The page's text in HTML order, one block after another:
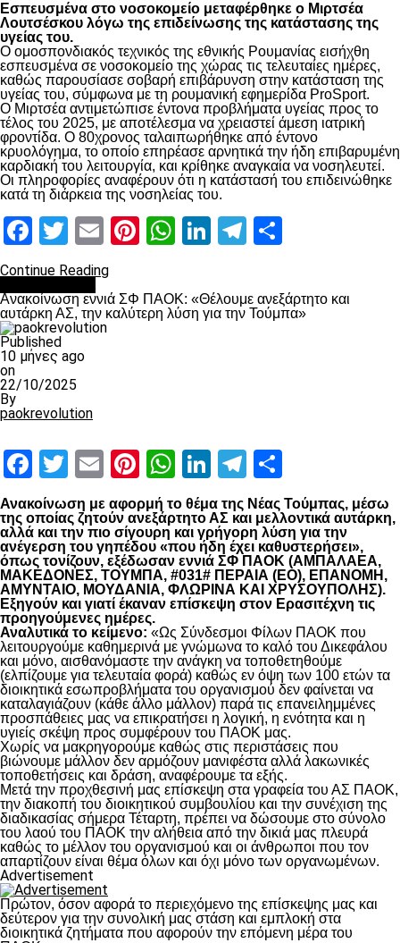
Εσπευσμένα στο νοσοκομείο μεταφέρθηκε ο Μιρτσέα
Λουτσέσκου λόγω της επιδείνωσης της κατάστασης της
υγείας του.
Ο ομοσπονδιακός τεχνικός της εθνικής Ρουμανίας εισήχθη
εσπευσμένα σε νοσοκομείο της χώρας τις τελευταίες ημέρες,
καθώς παρουσίασε σοβαρή επιβάρυνση στην κατάσταση της
υγείας του, σύμφωνα με τη ρουμανική εφημερίδα ProSport.
Ο Μιρτσέα αντιμετώπισε έντονα προβλήματα υγείας προς το
τέλος του 2025, με αποτέλεσμα να χρειαστεί άμεση ιατρική
φροντίδα. Ο 80χρονος ταλαιπωρήθηκε από έντονο
κρυολόγημα, το οποίο επηρέασε αρνητικά την ήδη επιβαρυμένη
καρδιακή του λειτουργία, και κρίθηκε αναγκαία να νοσηλευτεί.
Οι πληροφορίες αναφέρουν ότι η κατάστασή του επιδεινώθηκε
κατά τη διάρκεια της νοσηλείας του.
Facebook
Twitter
EmailPinterest
WhatsApp
LinkedIn
Telegram
Continue Reading
Ανακοίνωση εννιά ΣΦ ΠΑΟΚ: «Θέλουμε ανεξάρτητο και
αυτάρκη ΑΣ, την καλύτερη λύση για την Τούμπα»
Published
10 μήνες ago
on
22/10/2025
By
paokrevolution
Facebook
Twitter
EmailPinterest
WhatsApp
LinkedIn
Telegram
Ανακοίνωση με αφορμή το θέμα της Νέας Τούμπας, μέσω
της οποίας ζητούν ανεξάρτητο ΑΣ και μελλοντικά αυτάρκη,
αλλά και την πιο σίγουρη και γρήγορη λύση για την
ανέγερση του γηπέδου «που ήδη έχει καθυστερήσει»,
όπως τονίζουν, εξέδωσαν εννιά ΣΦ ΠΑΟΚ (ΑΜΠΑΛΑΕΑ,
ΜΑΚΕΔΟΝΕΣ, ΤΟΥΜΠΑ, #031# ΠΕΡΑΙΑ (ΕΟ), ΕΠΑΝΟΜΗ,
ΑΜΥΝΤΑΙΟ, ΜΟΥΔΑΝΙΑ, ΦΛΩΡΙΝΑ ΚΑΙ ΧΡΥΣΟΥΠΟΛΗΣ).
Εξηγούν και γιατί έκαναν επίσκεψη στον Ερασιτέχνη τις
προηγούμενες ημέρες.
Αναλυτικά το κείμενο: «Ως Σύνδεσμοι Φίλων ΠΑΟΚ που
λειτουργούμε καθημερινά με γνώμωνα το καλό του Δικεφάλου
και μόνο, αισθανόμαστε την ανάγκη να τοποθετηθούμε
(ελπίζουμε για τελευταία φορά) καθώς εν όψη των 100 ετών τα
διοικητικά εσωπροβλήματα του οργανισμού δεν φαίνεται να
καταλαγιάζουν (κάθε άλλο μάλλον) παρά τις επανειλημμένες
προσπάθειες μας να επικρατήσει η λογική, η ενότητα και η
υγιείς σκέψη προς συμφέρουν του ΠΑΟΚ μας.
Χωρίς να μακρηγορούμε καθώς στις περιστάσεις που
βιώνουμε μάλλον δεν αρμόζουν μανιφέστα αλλά λακωνικές
τοποθετήσεις και δράση, αναφέρουμε τα εξής.
Μετά την προχθεσινή μας επίσκεψη στα γραφεία του ΑΣ ΠΑΟΚ,
την διακοπή του διοικητικού συμβουλίου και την συνέχιση της
διαδικασίας σήμερα Τέταρτη, πρέπει να δώσουμε στο σύνολο
του λαού του ΠΑΟΚ την αλήθεια από την δικιά μας πλευρά
καθώς το μέλλον του οργανισμού και οι άνθρωποι που τον
απαρτίζουν είναι θέμα όλων και όχι μόνο των οργανωμένων.
Advertisement
Πρώτον, όσον αφορά το περιεχόμενο της επίσκεψης μας και
δεύτερον για την συνολική μας στάση και εμπλοκή στα
διοικητικά ζητήματα που αφορούν την επόμενη μέρα του